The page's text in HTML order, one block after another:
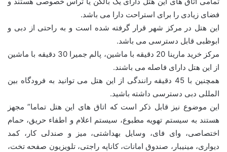
فضای زیادی را برای استراحت دارا می باشد.
این هتل در مرکز شهر قرار گرفته شده است و به راحتی از دبی و
ابوظبی قابل دسترسی می باشد.
مرکز خرید مارینا 20 دقیقه با ماشین، پالم جمیرا 30 دقیقه با ماشین
از این هتل دارای فاصله می باشند.
همچنین با 45 دقیقه رانندگی از این هتل می توانید به فرودگاه بین
المللی دبی دسترسی داشته باشید.
این موضوع نیز قابل ذکر است که اتاق های این هتل تماما” مجهز
هستند به سیستم تهویه مطبوع، سیستم اعلام و اطفاء حریق، حمام
اختصاصی، وای فای، وسایل بهداشتی، میز و صندلی کار، کمد
دیواری، مینیبار، صندوق امانات، کاناپه راجتی، تلویزیون صفحه تخت،